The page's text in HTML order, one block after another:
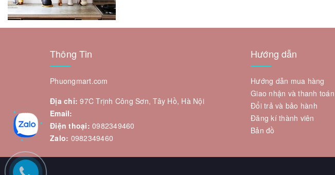
Thông Tin
Phuongmart.com
Địa chỉ: 97C Trịnh Công Sơn, Tây Hồ, Hà Nội
Email:
Điện thoại: 0982349460
Zalo: 0982349460
Hướng dẫn
Hướng dẫn mua hàng
Giao nhận và thanh toán
Đổi trả và bảo hành
Đăng kí thành viên
Bản đồ